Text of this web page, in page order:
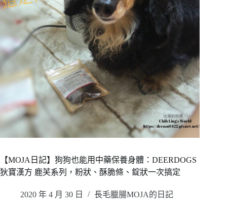
【MOJA日記】狗狗也能用中藥保養身體：DEERDOGS
狄寶漢方 鹿芙系列，粉狀、酥脆條、錠狀一次搞定
2020 年 4 月 30 日 長毛臘腸MOJA的日記